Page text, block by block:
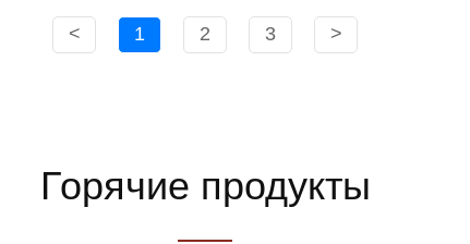
< 1 2 3 >
Горячие продукты